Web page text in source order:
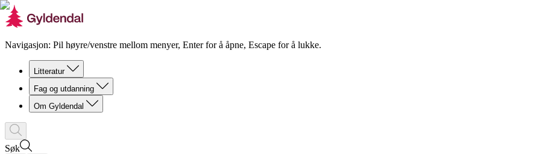
Navigasjon: Pil høyre/venstre mellom menyer, Enter for å åpne, Escape for å lukke.
Litteratur
Fag og utdanning
Om Gyldendal
Søk